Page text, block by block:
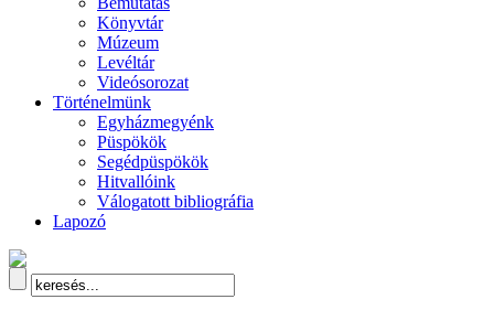
Könyvtár
Múzeum
Levéltár
Videósorozat
Történelmünk
Egyházmegyénk
Püspökök
Segédpüspökök
Hitvallóink
Válogatott bibliográfia
Lapozó